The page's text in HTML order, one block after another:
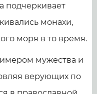
подчеркивает
монахи,
моря в то время.
мужества и
верующих по